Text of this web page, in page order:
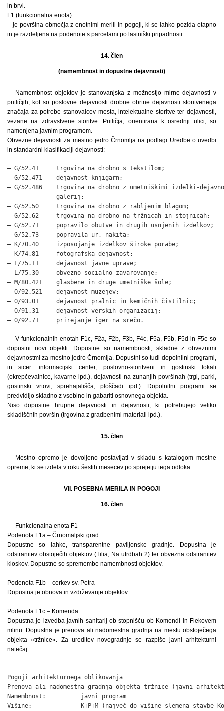
in brvi.
F1 (funkcionalna enota)
– je površina območja z enotnimi merili in pogoji, ki se lahko pozida etapno
in je razdeljena na podenote s parcelami po lastniški pripadnosti.
14. člen
(namembnost in dopustne dejavnosti)
Namembnost objektov je stanovanjska z možnostjo mirne dejavnosti v
pritličjih, kot so poslovne dejavnosti drobne obrtne dejavnosti storitvenega
značaja za potrebe stanovalcev mesta, intelektualne storitve ter dejavnosti,
vezane na zdravstvene storitve. Pritličja, orientirana k osrednji ulici, so
namenjena javnim programom.
Obvezne dejavnosti za mestno jedro Črnomlja na podlagi Uredbe o uvedbi
in standardni klasifikaciji dejavnosti:
– G/52.41     trgovina na drobno s tekstilom;
– G/52.471    dejavnost knjigarn;
– G/52.486    trgovina na drobno z umetniškimi izdelki-
              galerij;
– G/52.50     trgovina na drobno z rabljenim blagom;
– G/52.62     trgovina na drobno na tržnicah in stojnicah;
– G/52.71     popravilo obutve in drugih usnjenih izdelkov;
– G/52.73     popravila ur, nakita;
– K/70.40     izposojanje izdelkov široke porabe;
– K/74.81     fotografska dejavnost;
– L/75.11     dejavnost javne uprave;
– L/75.30     obvezno socialno zavarovanje;
– M/80.421    glasbene in druge umetniške šole;
– O/92.521    dejavnost muzejev;
– O/93.01     dejavnost pralnic in kemičnih čistilnic;
– O/91.31     dejavnost verskih organizacij;
– O/92.71     prirejanje iger na srečo.
V funkcionalnih enotah F1c, F2a, F2b, F3b, F4c, F5a, F5b, F5d in F5e so
dopustni novi objekti. Dopustne so namembnosti, skladne z obveznimi
dejavnostmi za mestno jedro Črnomlja. Dopustni so tudi dopolnilni programi,
in sicer: informacijski center, poslovno-storitveni in gostinski lokali
(okrepčevalnice, kavarne ipd.), dejavnosti na zunanjih površinah (trgi, parki,
gostinski vrtovi, sprehajališča, ploščadi ipd.). Dopolnilni programi se
predvidijo skladno z vsebino in gabariti osnovnega objekta.
Niso dopustne hrupne dejavnosti in dejavnosti, ki potrebujejo veliko
skladiščnih površin (trgovina z gradbenimi materiali ipd.).
15. člen
Mestno opremo je dovoljeno postavljati v skladu s katalogom mestne
opreme, ki se izdela v roku šestih mesecev po sprejetju tega odloka.
VII. POSEBNA MERILA IN POGOJI
16. člen
Funkcionalna enota F1
Podenota F1a – Črnomaljski grad
Dopustne so lahke, transparentne paviljonske gradnje. Dopustna je
odstranitev obstoječih objektov (Tilia, Na utrdbah 2) ter obvezna odstranitev
kioskov. Dopustne so spremembe namembnosti objektov.
Podenota F1b – cerkev sv. Petra
Dopustna je obnova in vzdrževanje objektov.
Podenota F1c – Komenda
Dopustna je izvedba javnih sanitarij ob stopnišču ob Komendi in Flekovem
mlinu. Dopustna je prenova ali nadomestna gradnja na mestu obstoječega
objekta »tržnice«. Za ureditev novogradnje se razpiše javni arhitekturni
natečaj.
Pogoji arhitekturnega oblikovanja
Prenova ali nadomestna gradnja objekta tržnice (javni
Namembnost:          javni program
Višine:              K+P+M (največ do višine slemena stavbe